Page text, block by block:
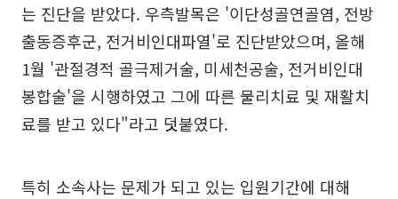
는 진단을 받았다. 우측발목은 '이단성골연골염, 전방
출동증후군, 전거비인대파열'로 진단받았으며, 올해
1월 '관절경적 골극제거술, 미세천공술, 전거비인대
봉합술'을 시행하였고 그에 따른 물리치료 및 재활치
료를 받고 있다"라고 덧붙였다.
특히 소속사는 문제가 되고 있는 입원기간에 대해